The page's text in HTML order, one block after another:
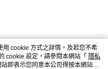
cookie 方式之詳情，及若您不希
cookie 設定，請參閱本網站「 隱私
即表示您同意本公司得按本網站使